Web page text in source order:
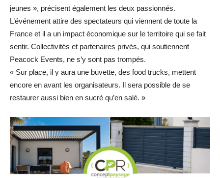
jeunes », précisent également les deux passionnés.
L’événement attire des spectateurs qui viennent de toute la
France et il a un impact économique sur le territoire qui se fait
sentir. Collectivités et partenaires privés, qui soutiennent
Peacock Events, ne s’y sont pas trompés.
« Sur place, il y aura une buvette, des food trucks, mettent
encore en avant les organisateurs. Il sera possible de se
restaurer aussi bien en sucré qu’en salé. »